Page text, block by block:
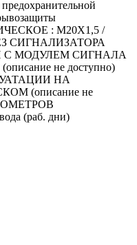
: M20X1,5 /
СИГНАЛИЗАТОРА
МОДУЛЕМ СИГНАЛА
не доступно)
НА
(описание не
(раб. дни)